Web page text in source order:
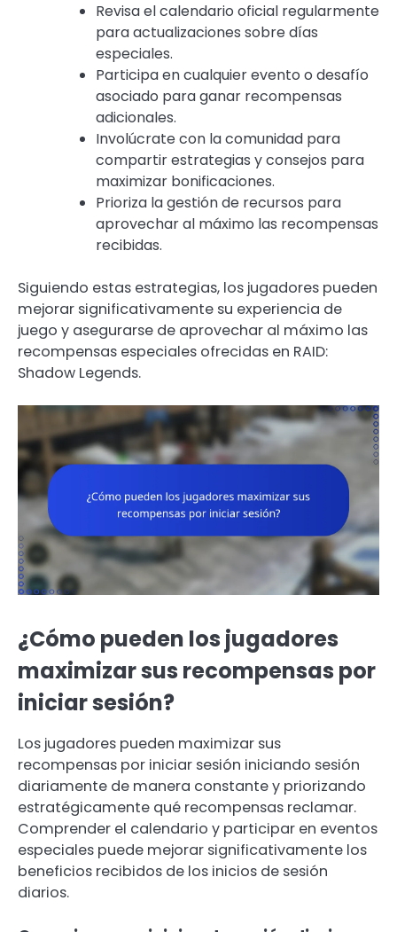
Revisa el calendario oficial regularmente
para actualizaciones sobre días
especiales.
Participa en cualquier evento o desafío
asociado para ganar recompensas
adicionales.
Involúcrate con la comunidad para
compartir estrategias y consejos para
maximizar bonificaciones.
Prioriza la gestión de recursos para
aprovechar al máximo las recompensas
recibidas.
Siguiendo estas estrategias, los jugadores pueden
mejorar significativamente su experiencia de
juego y asegurarse de aprovechar al máximo las
recompensas especiales ofrecidas en RAID:
Shadow Legends.
¿Cómo pueden los jugadores
maximizar sus recompensas por
iniciar sesión?
Los jugadores pueden maximizar sus
recompensas por iniciar sesión iniciando sesión
diariamente de manera constante y priorizando
estratégicamente qué recompensas reclamar.
Comprender el calendario y participar en eventos
especiales puede mejorar significativamente los
beneficios recibidos de los inicios de sesión
diarios.